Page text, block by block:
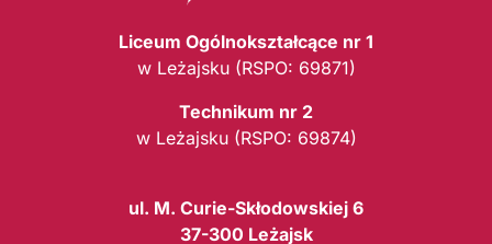
Liceum Ogólnokształcące nr 1
w Leżajsku (RSPO: 69871)
Technikum nr 2
w Leżajsku (RSPO: 69874)
ul. M. Curie-Skłodowskiej 6
37-300 Leżajsk